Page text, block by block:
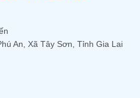
An, Xã Tây Sơn, Tỉnh Gia Lai